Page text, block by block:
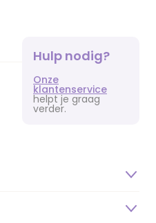
Hulp nodig?
Onze
klantenservice
helpt je graag
verder.